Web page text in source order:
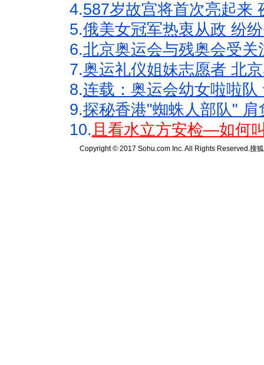
4.587岁故宫将首次亮起来
5.俄美女冠军热衷从政 纷
6.北京奥运会与残奥会受
7.奥运礼仪姐妹志愿者 北
8.连载：奥运会幼女啦啦
9.探秘香港"蜘蛛人部队"
10.且看水立方安检—如何
Copyright © 2017 Sohu.com Inc. All Rights Reserved.搜